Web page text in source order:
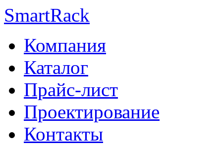
SmartRack
Компания
Каталог
Прайс-лист
Проектирование
Контакты